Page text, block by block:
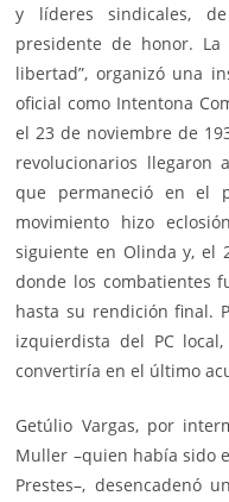
y líderes sindicales,
presidente de honor.
libertad”, organizó una
oficial como Intentona
el 23 de noviembre de
revolucionarios llegaron
que permaneció en el
movimiento hizo
siguiente en Olinda y, el
donde los combatientes
hasta su rendición final.
izquierdista del PC
convertiría en el último
Getúlio Vargas, por
Muller –quien había sido
Prestes–, desencadenó